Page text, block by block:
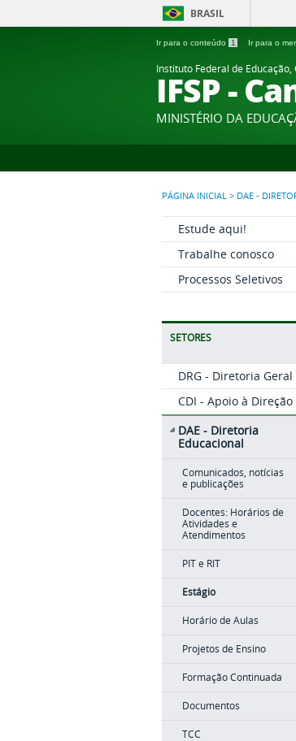
BRASIL
Ir para o conteúdo 1 Ir para o
Instituto Federal de
IFSP -
MINISTÉRIO DA
PÁGINA INICIAL > DAE -
Estude aqui!
Trabalhe conosco
Processos Seletivos
SETORES
DRG - Diretoria Geral
CDI - Apoio à Direção
DAE - Diretoria
Educacional
Comunicados, notícias
e publicações
Docentes: Horários de
Atividades e
Atendimentos
PIT e RIT
Estágio
Horário de Aulas
Projetos de Ensino
Formação Continuada
Documentos
TCC